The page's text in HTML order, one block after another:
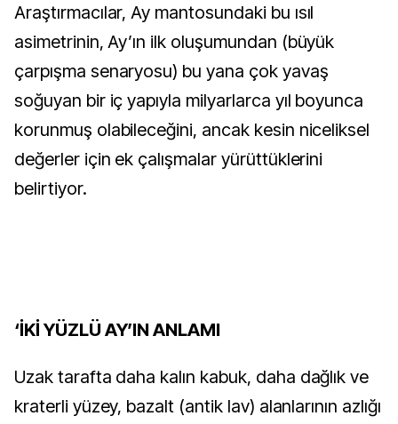
Araştırmacılar, Ay mantosundaki bu ısıl
asimetrinin, Ay’ın ilk oluşumundan (büyük
çarpışma senaryosu) bu yana çok yavaş
soğuyan bir iç yapıyla milyarlarca yıl boyunca
korunmuş olabileceğini, ancak kesin niceliksel
değerler için ek çalışmalar yürüttüklerini
belirtiyor.
‘İKİ YÜZLÜ AY’IN ANLAMI
Uzak tarafta daha kalın kabuk, daha dağlık ve
kraterli yüzey, bazalt (antik lav) alanlarının azlığı